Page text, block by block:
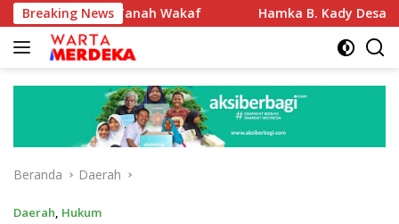
Langsung
ke
konten
Breaking News
Tanah Wakaf Hamka B. Kady Desak Evaluasi
Beranda Daerah
Daerah, Hukum